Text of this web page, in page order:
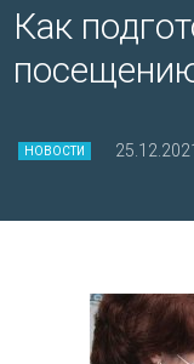
Как
НОВОСТИ 25.12.2021